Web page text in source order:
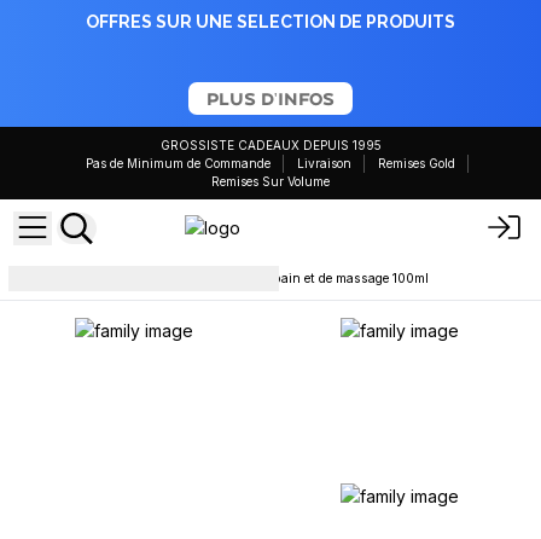
OFFRES SUR UNE SELECTION DE PRODUITS
PLUS D'INFOS
GROSSISTE CADEAUX DEPUIS 1995
Pas de Minimum de Commande
Livraison
Remises Gold
Remises Sur Volume
Huile de bain et de massage 100ml